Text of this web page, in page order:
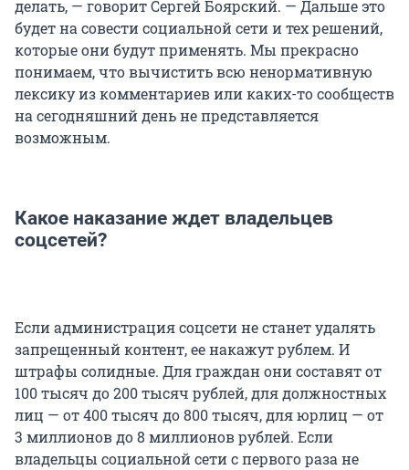
делать, — говорит Сергей Боярский. — Дальше это
будет на совести социальной сети и тех решений,
которые они будут применять. Мы прекрасно
понимаем, что вычистить всю ненормативную
лексику из комментариев или каких-то сообществ
на сегодняшний день не представляется
возможным.
Какое наказание ждет владельцев
соцсетей?
Если администрация соцсети не станет удалять
запрещенный контент, ее накажут рублем. И
штрафы солидные. Для граждан они составят от
100 тысяч до 200 тысяч рублей, для должностных
лиц — от 400 тысяч до 800 тысяч, для юрлиц — от
3 миллионов до 8 миллионов рублей. Если
владельцы социальной сети с первого раза не